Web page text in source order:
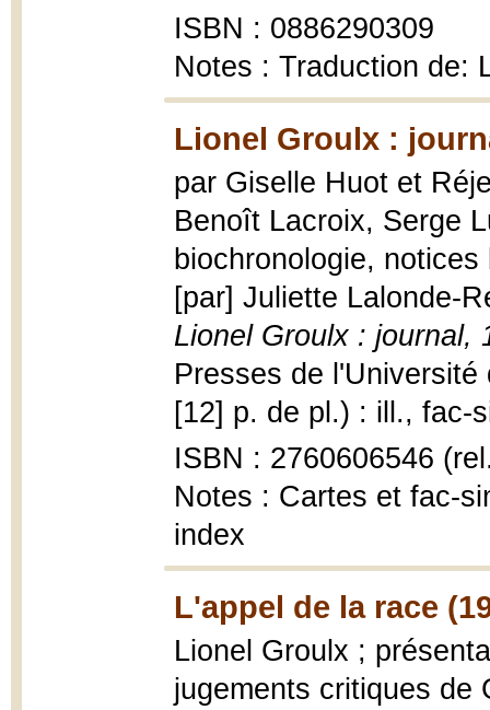
ISBN : 0886290309
Notes : Traduction de:
Lionel Groulx :
par Giselle Huot et
Benoît Lacroix, Serge
biochronologie,
[par] Juliette Lalonde-
Lionel Groulx : journal,
Presses de
[12] p. de pl.) : ill., fac-
ISBN : 2760606546
Notes : Cartes et fac-
index
L'appel de la race
Lionel Groulx ;
jugements critiques de